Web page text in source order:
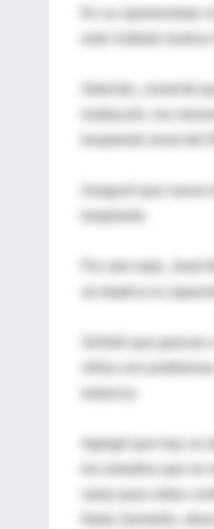
este instituto
Además, comentó
institución, los
Aseguró que
Por otro lado, José
se duplica la
Señaló que
niños con
Agregó que hay
Nieto Zermeño,